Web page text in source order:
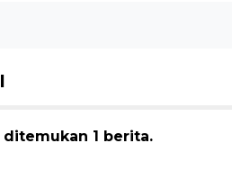
1 berita.